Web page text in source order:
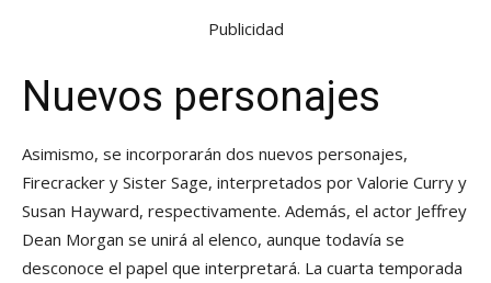
Publicidad
Nuevos personajes
Asimismo, se incorporarán dos nuevos personajes,
Firecracker y Sister Sage, interpretados por Valorie Curry y
Susan Hayward, respectivamente. Además, el actor Jeffrey
Dean Morgan se unirá al elenco, aunque todavía se
desconoce el papel que interpretará. La cuarta temporada